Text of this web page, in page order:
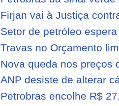
Firjan vai à Justiça
Setor de petróleo
Travas no Orçamento
Nova queda nos preços
ANP desiste de alterar
Petrobras encolhe R$